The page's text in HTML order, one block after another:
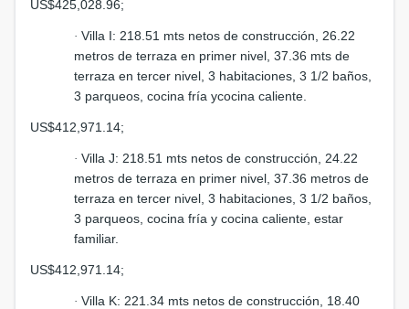
US$425,028.96;
· Villa I: 218.51 mts netos de construcción, 26.22
metros de terraza en primer nivel, 37.36 mts de
terraza en tercer nivel, 3 habitaciones, 3 1/2 baños,
3 parqueos, cocina fría ycocina caliente.
US$412,971.14;
· Villa J: 218.51 mts netos de construcción, 24.22
metros de terraza en primer nivel, 37.36 metros de
terraza en tercer nivel, 3 habitaciones, 3 1/2 baños,
3 parqueos, cocina fría y cocina caliente, estar
familiar.
US$412,971.14;
· Villa K: 221.34 mts netos de construcción, 18.40